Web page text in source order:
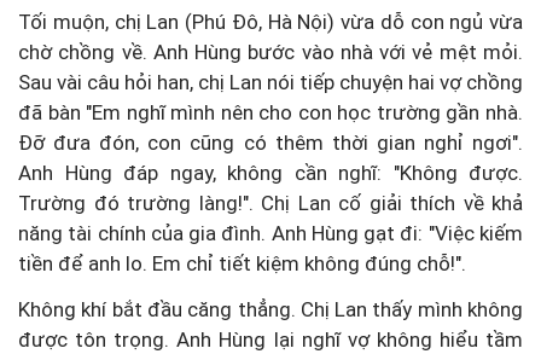
Tối muộn, chị Lan (Phú Đô, Hà Nội) vừa dỗ con ngủ vừa
chờ chồng về. Anh Hùng bước vào nhà với vẻ mệt mỏi.
Sau vài câu hỏi han, chị Lan nói tiếp chuyện hai vợ chồng
đã bàn "Em nghĩ mình nên cho con học trường gần nhà.
Đỡ đưa đón, con cũng có thêm thời gian nghỉ ngơi".
Anh Hùng đáp ngay, không cần nghĩ: "Không được.
Trường đó trường làng!". Chị Lan cố giải thích về khả
năng tài chính của gia đình. Anh Hùng gạt đi: "Việc kiếm
tiền để anh lo. Em chỉ tiết kiệm không đúng chỗ!".
Không khí bắt đầu căng thẳng. Chị Lan thấy mình không
được tôn trọng. Anh Hùng lại nghĩ vợ không hiểu tầm